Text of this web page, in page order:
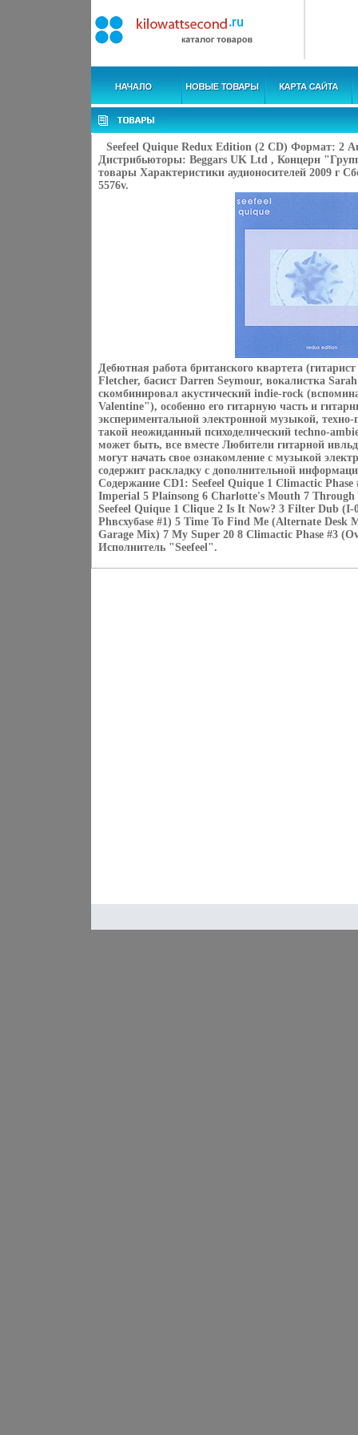
Seefeel Quique Redux Edition (2 CD) Формат: 2
Дистрибьюторы: Beggars UK Ltd , Концерн
товары Характеристики аудионосителей 2009 г
5576v.
Дебютная работа британского квартета
Fletcher, басист Darren Seymour, вокалистка
скомбинировал акустический indie-rock
Valentine"), особенно его гитарную часть и
экспериментальной электронной музыкой,
такой неожиданный психоделический techno-
может быть, все вместе Любители гитарной
могут начать свое ознакомление с музыкой
содержит раскладку с дополнительной
Содержание CD1: Seefeel Quique 1 Climactic
Imperial 5 Plainsong 6 Charlotte's Mouth 7
Seefeel Quique 1 Clique 2 Is It Now? 3 Filter Dub
Phвсхубase #1) 5 Time To Find Me (Alternate
Garage Mix) 7 My Super 20 8 Climactic Phase #3
Исполнитель "Seefeel".